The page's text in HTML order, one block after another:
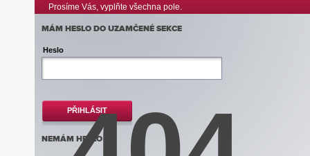
Prosíme Vás, vyplňte všechna pole.
MÁM HESLO DO UZAMČENÉ SEKCE
Heslo
PŘIHLÁSIT
NEMÁM HESLO